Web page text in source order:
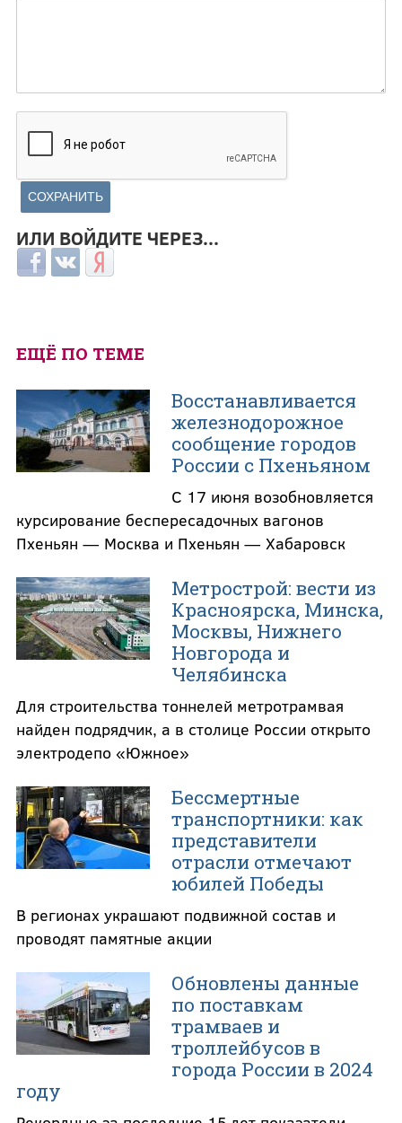
ИЛИ ВОЙДИТЕ ЧЕРЕЗ...
Login with Facebook
Login with ВКонтакте
Login with Яндекс
ЕЩЁ ПО ТЕМЕ
Восстанавливается
железнодорожное
сообщение городов
России с Пхеньяном
С 17 июня возобновляется
курсирование беспересадочных вагонов
Пхеньян — Москва и Пхеньян — Хабаровск
Метрострой: вести из
Красноярска, Минска,
Москвы, Нижнего
Новгорода и
Челябинска
Для строительства тоннелей метротрамвая
найден подрядчик, а в столице России открыто
электродепо «Южное»
Бессмертные
транспортники: как
представители
отрасли отмечают
юбилей Победы
В регионах украшают подвижной состав и
проводят памятные акции
Обновлены данные
по поставкам
трамваев и
троллейбусов в
города России в 2024
году